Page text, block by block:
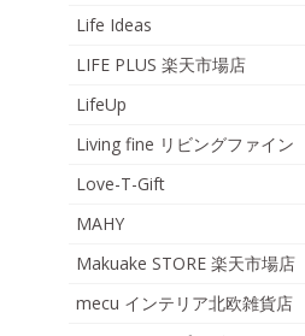
Life Ideas
LIFE PLUS 楽天市場店
LifeUp
Living fine リビングファイン
Love-T-Gift
MAHY
Makuake STORE 楽天市場店
mecu インテリア北欧雑貨店